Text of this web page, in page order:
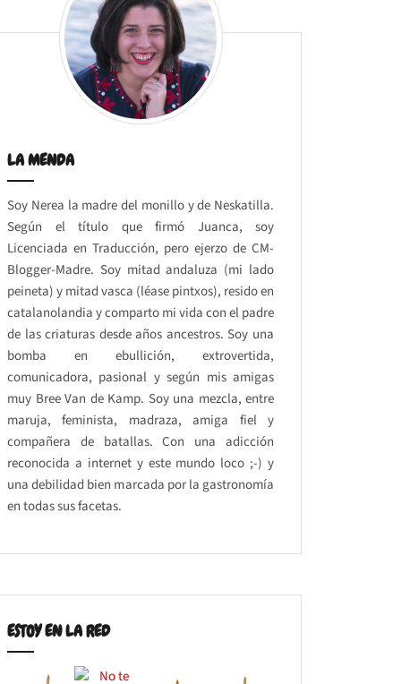
LA MENDA
Soy Nerea la madre del monillo y de Neskatilla.
Según el título que firmó Juanca, soy
Licenciada en Traducción, pero ejerzo de CM-
Blogger-Madre. Soy mitad andaluza (mi lado
peineta) y mitad vasca (léase pintxos), resido en
catalanolandia y comparto mi vida con el padre
de las criaturas desde años ancestros. Soy una
bomba en ebullición, extrovertida,
comunicadora, pasional y según mis amigas
muy Bree Van de Kamp. Soy una mezcla, entre
maruja, feminista, madraza, amiga fiel y
compañera de batallas. Con una adicción
reconocida a internet y este mundo loco ;-) y
una debilidad bien marcada por la gastronomía
en todas sus facetas.
ESTOY EN LA RED